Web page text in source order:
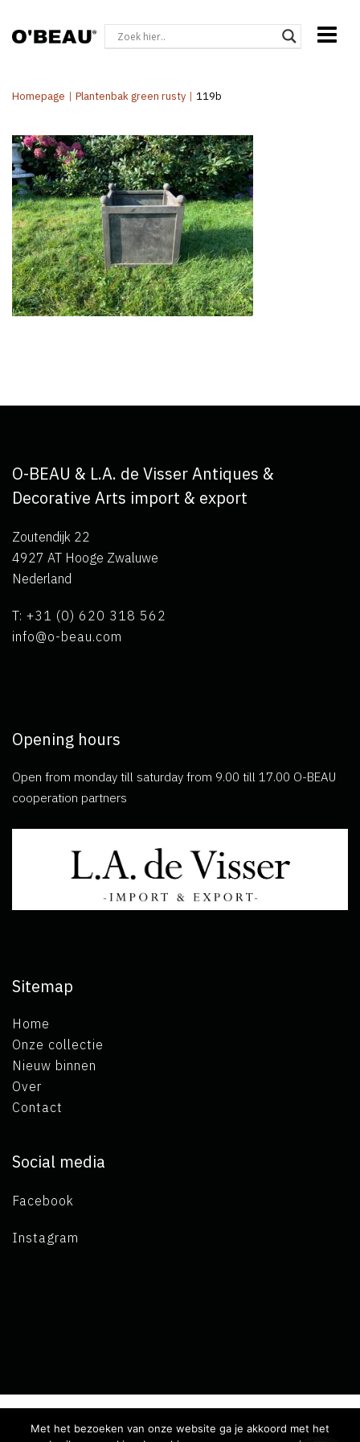
Homepage | Plantenbak green rusty | 119b
O-BEAU & L.A. de Visser Antiques &
Decorative Arts import & export
Zoutendijk 22
4927 AT Hooge Zwaluwe
Nederland
T: +31 (0) 620 318 562
info@o-beau.com
Opening hours
Open from monday till saturday from 9.00 till 17.00 O-BEAU
cooperation partners
Sitemap
Home
Onze collectie
Nieuw binnen
Over
Contact
Social media
Facebook
Instagram
Copyright 2019 L.A. de Visser -Algemene voorwaarden-
Met het bezoeken van onze website ga je akkoord met het